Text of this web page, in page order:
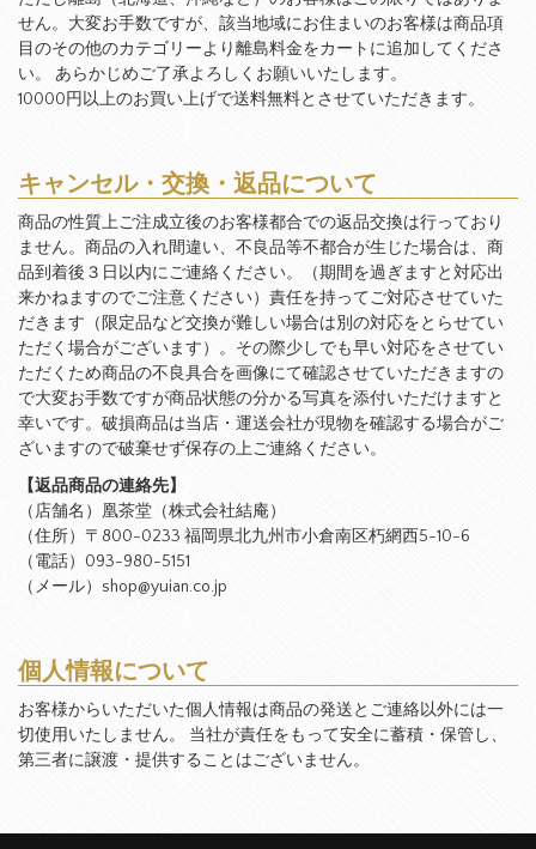
せん。大変お手数ですが、該当地域にお住まいのお客様は商品項
目のその他のカテゴリーより離島料金をカートに追加してくださ
い。 あらかじめご了承よろしくお願いいたします。
10000円以上のお買い上げで送料無料とさせていただきます。
キャンセル・交換・返品について
商品の性質上ご注成立後のお客様都合での返品交換は行っており
ません。商品の入れ間違い、不良品等不都合が生じた場合は、商
品到着後３日以内にご連絡ください。（期間を過ぎますと対応出
来かねますのでご注意ください）責任を持ってご対応させていた
だきます（限定品など交換が難しい場合は別の対応をとらせてい
ただく場合がございます）。その際少しでも早い対応をさせてい
ただくため商品の不良具合を画像にて確認させていただきますの
で大変お手数ですが商品状態の分かる写真を添付いただけますと
幸いです。破損商品は当店・運送会社が現物を確認する場合がご
ざいますので破棄せず保存の上ご連絡ください。
【返品商品の連絡先】
（店舗名）凰茶堂（株式会社結庵）
（住所）〒800-0233 福岡県北九州市小倉南区朽網西5-10-6
（電話）093-980-5151
（メール）shop@yuian.co.jp
個人情報について
お客様からいただいた個人情報は商品の発送とご連絡以外には一
切使用いたしません。 当社が責任をもって安全に蓄積・保管し、
第三者に譲渡・提供することはございません。